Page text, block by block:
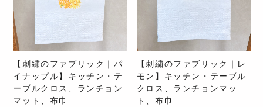
【刺繍のファブリック｜パ
イナップル】キッチン・テ
ーブルクロス、ランチョン
マット、布巾
【刺繍のファブリック｜レ
モン】キッチン・テーブル
クロス、ランチョンマッ
ト、布巾